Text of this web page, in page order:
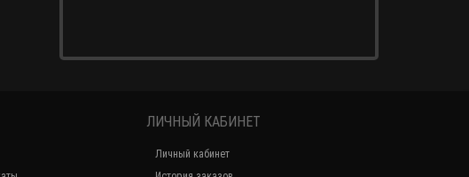
ЛИЧНЫЙ КАБИНЕТ
Личный кабинет